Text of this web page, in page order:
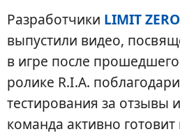
Разработчики LIMIT
выпустили видео,
в игре после прошедшего
ролике R.I.A.
тестирования за отзывы
команда активно готовит